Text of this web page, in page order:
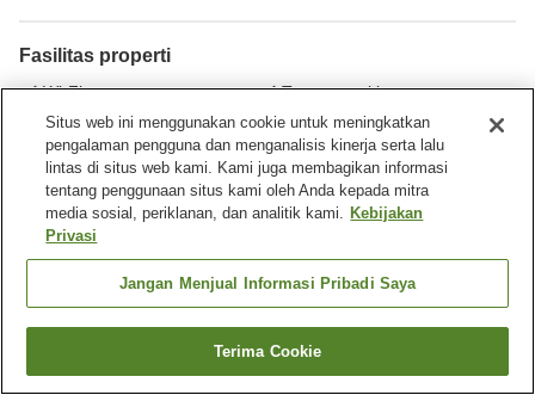
Fasilitas properti
Wi-Fi
Tempat parkir
Gym / Klub kebugaran
Kolam renang
Beranda Amerika Serikat Florida County Orange
Embassy Suites Orlando - Downtown
Cari kamar
Situs web ini menggunakan cookie untuk meningkatkan
pengalaman pengguna dan menganalisis kinerja serta lalu
lintas di situs web kami. Kami juga membagikan informasi
tentang penggunaan situs kami oleh Anda kepada mitra
media sosial, periklanan, dan analitik kami. Kebijakan
Privasi
Jangan Menjual Informasi Pribadi Saya
Terima Cookie